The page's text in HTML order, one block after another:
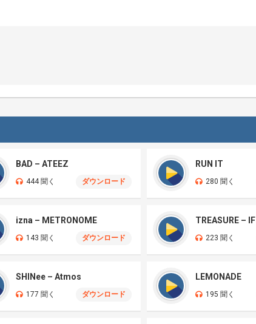
BAD – ATEEZ
444 聞く ダウンロード
RUN IT
280 聞く
izna – METRONOME
143 聞く ダウンロード
TREASURE – IF I
223 聞く
SHINee – Atmos
177 聞く ダウンロード
LEMONADE
195 聞く